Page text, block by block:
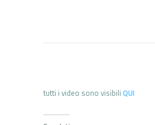
tutti i video sono visibili QUI